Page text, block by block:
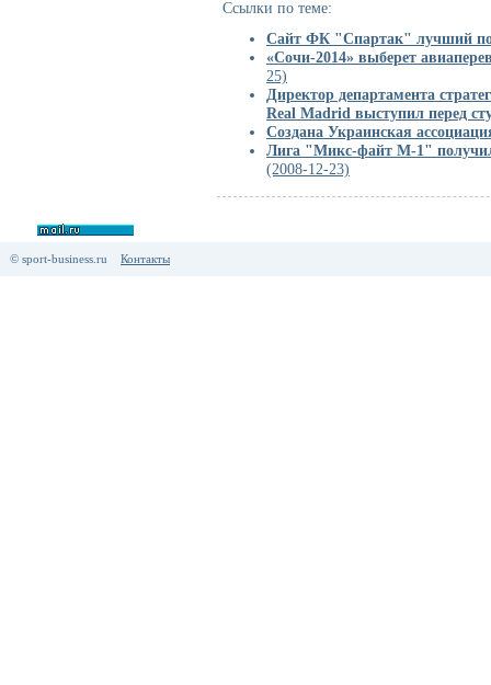
Ссылки по теме:
Сайт ФК "Спартак" лучший по
«Сочи-2014» выберет
25)
Директор департамента
Real Madrid выступил перед
Создана Украинская
Лига "Микс-файт М-1"
(2008-12-23)
© sport-business.ru Контакты